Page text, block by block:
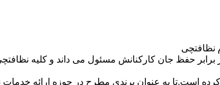
نظافتچی
حفظ جان کارکنانش مسئول می داند و کلیه نظافتچی
به عنوان برندی مطرح در حوزه ارائه خدمات